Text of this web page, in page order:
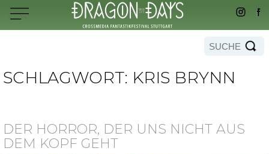
SCHLAGWORT: KRIS BRYNN
DER HORROR, DER UNS NICHT AUS
DEM KOPF GEHT